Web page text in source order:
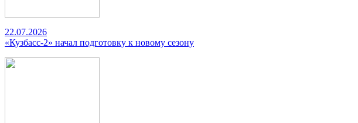
22.07.2026
«Кузбасс-2» начал подготовку к новому сезону